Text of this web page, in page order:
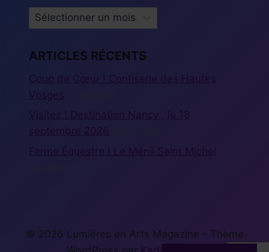
ARCHIVES
ARTICLES RÉCENTS
© 2026 Lumières en Arts Magazine - Thème